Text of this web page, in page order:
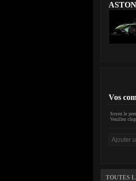
Vos
Soyez le
Veuillez
TOUTES